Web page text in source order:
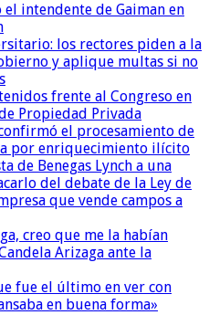
intendente de Gaiman en
los rectores piden a la
y aplique multas si no
frente al Congreso en
Propiedad Privada
el procesamiento de
por enriquecimiento ilícito
de Benegas Lynch a una
del debate de la Ley de
que vende campos a
creo que me la habían
Arizaga ante la
fue el último en ver con
en buena forma»